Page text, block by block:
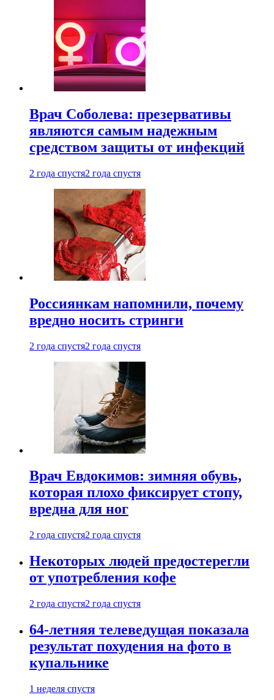
Врач Соболева: презервативы
являются самым надежным
средством защиты от инфекций
2 года спустя2 года спустя
Россиянкам напомнили, почему
вредно носить стринги
2 года спустя2 года спустя
Врач Евдокимов: зимняя обувь,
которая плохо фиксирует стопу,
вредна для ног
2 года спустя2 года спустя
Некоторых людей предостерегли
от употребления кофе
2 года спустя2 года спустя
64-летняя телеведущая показала
результат похудения на фото в
купальнике
1 неделя спустя